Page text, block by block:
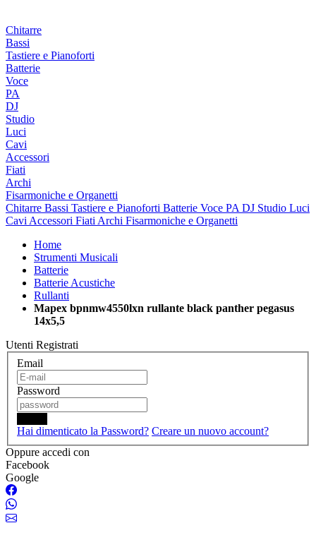
Chitarre
Bassi
Tastiere e Pianoforti
Batterie
Voce
PA
DJ
Studio
Luci
Cavi
Accessori
Fiati
Archi
Fisarmoniche e Organetti
Chitarre Bassi Tastiere e Pianoforti Batterie Voce PA DJ Studio Luci
Cavi Accessori Fiati Archi Fisarmoniche e Organetti
Home
Strumenti Musicali
Batterie
Batterie Acustiche
Rullanti
Mapex bpnmw4550lxn rullante black panther pegasus
14x5,5
Utenti Registrati
Email
Password
Hai dimenticato la Password? Creare un nuovo account?
Oppure accedi con
Facebook
Google